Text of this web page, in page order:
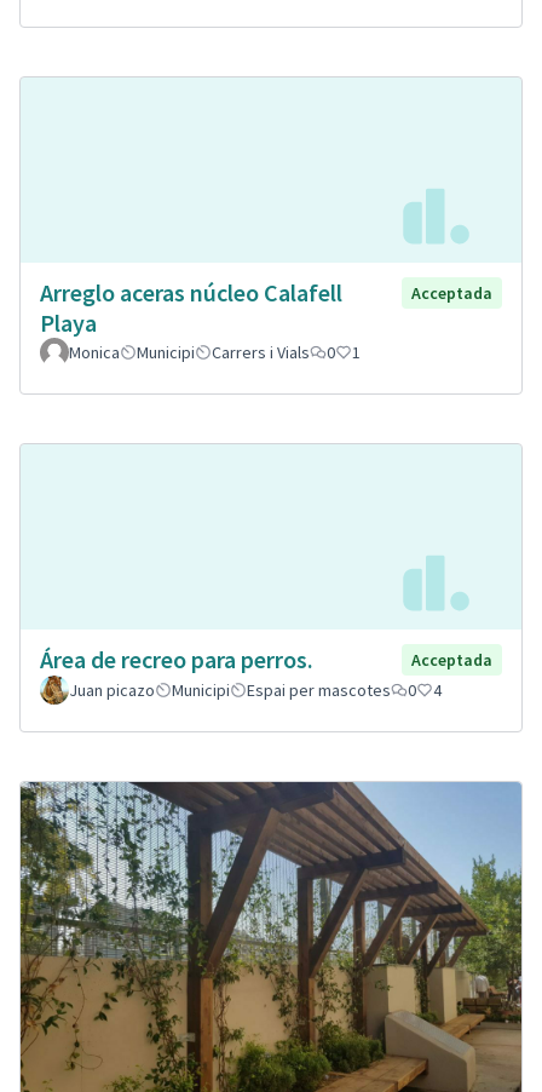
Arreglo aceras núcleo Calafell
Playa
Acceptada
Monica Municipi Carrers i Vials 0 1
Área de recreo para perros.
Acceptada
Juan picazo
Municipi Espai per mascotes 0 4